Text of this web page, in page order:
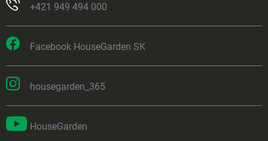
+421 949 494 000
Facebook HouseGarden SK
housegarden_365
HouseGarden